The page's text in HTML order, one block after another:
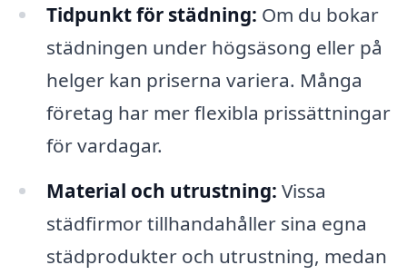
Tidpunkt för städning: Om du bokar
städningen under högsäsong eller på
helger kan priserna variera. Många
företag har mer flexibla prissättningar
för vardagar.
Material och utrustning: Vissa
städfirmor tillhandahåller sina egna
städprodukter och utrustning, medan